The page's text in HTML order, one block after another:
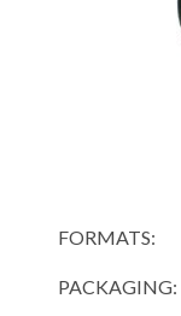
FORMATS:
PACKAGING: